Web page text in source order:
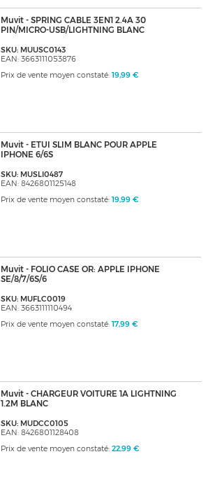
Muvit - SPRING CABLE 3EN1 2.4A 30
PIN/MICRO-USB/LIGHTNING BLANC
SKU: MUUSC0143
EAN: 3663111053876
Prix de vente moyen constaté: 19,99 €
Muvit - ETUI SLIM BLANC POUR APPLE
IPHONE 6/6S
SKU: MUSLI0487
EAN: 8426801125148
Prix de vente moyen constaté: 19,99 €
Muvit - FOLIO CASE OR: APPLE IPHONE
SE/8/7/6S/6
SKU: MUFLC0019
EAN: 3663111110494
Prix de vente moyen constaté: 17,99 €
Muvit - CHARGEUR VOITURE 1A LIGHTNING
1.2M BLANC
SKU: MUDCC0105
EAN: 8426801128408
Prix de vente moyen constaté: 22,99 €